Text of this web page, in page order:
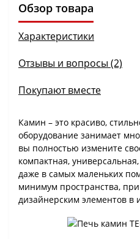
Обзор товара
Характеристики
Отзывы и вопросы (2)
Покупают вместе
Камин – это красиво,
оборудование занимает
вы полностью измените
компактная,
даже в самых маленьких
минимум пространства,
дизайнерским элементов в